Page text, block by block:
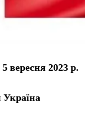
5 вересня 2023 р.
Україна